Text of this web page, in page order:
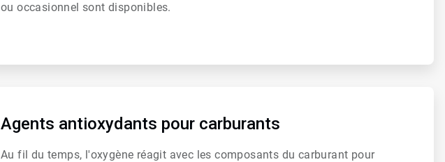
ou occasionnel sont disponibles.
Agents antioxydants pour carburants
Au fil du temps, l'oxygène réagit avec les composants du carburant pour